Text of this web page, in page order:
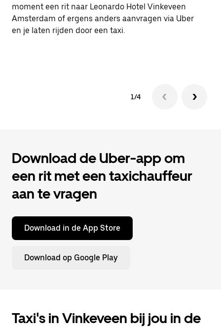
moment een rit naar Leonardo Hotel Vinkeveen
Amsterdam of ergens anders aanvragen via Uber
en je laten rijden door een taxi.
1/4
Download de Uber-app om
een rit met een taxichauffeur
aan te vragen
Download in de App Store
Download op Google Play
Taxi's in Vinkeveen bij jou in de